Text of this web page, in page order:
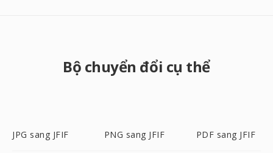
Bộ chuyển đổi cụ thể
JPG sang JFIF PNG sang JFIF PDF sang JFIF